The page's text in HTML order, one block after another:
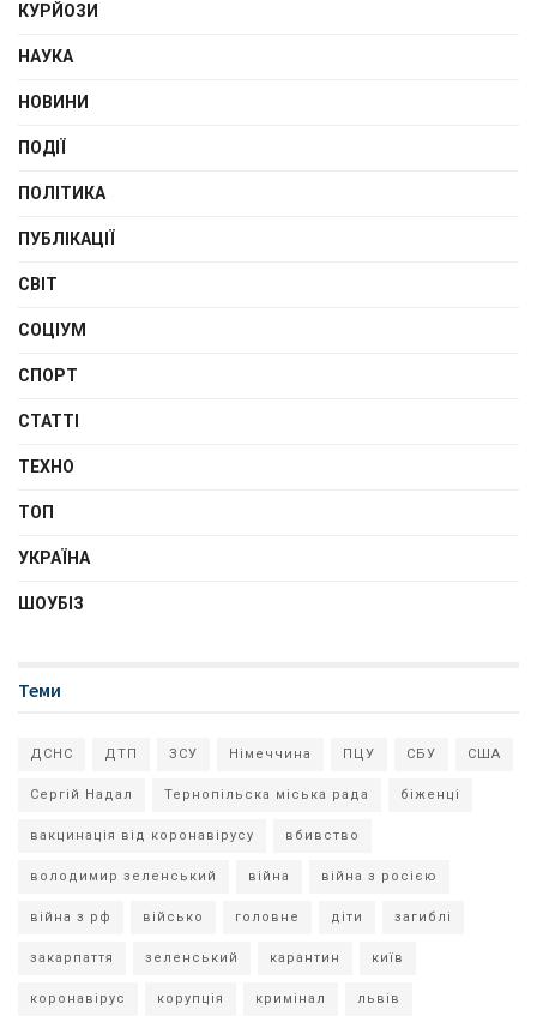
КУРЙОЗИ
НАУКА
НОВИНИ
ПОДІЇ
ПОЛІТИКА
ПУБЛІКАЦІЇ
СВІТ
СОЦІУМ
СПОРТ
СТАТТІ
ТЕХНО
ТОП
УКРАЇНА
ШОУБІЗ
Теми
ДСНС ДТП ЗСУ Німеччина ПЦУ СБУ США
Сергій Надал Тернопільска міська рада біженці
вакцинація від коронавірусу вбивство
володимир зеленський війна війна з росією
війна з рф військо головне діти загиблі
закарпаття зеленський карантин київ
коронавірус корупція кримінал львів